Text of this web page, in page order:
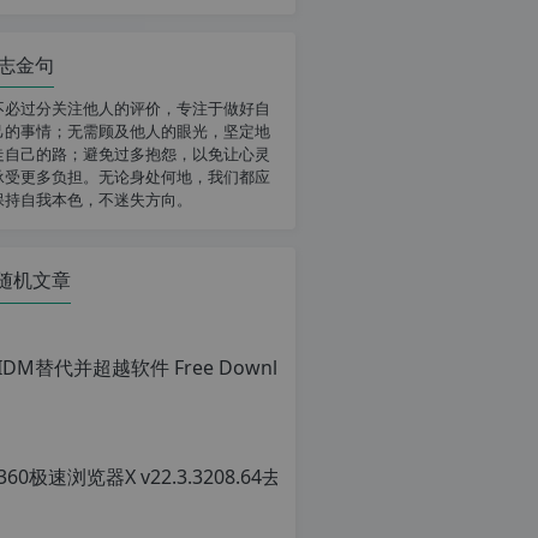
金句
必过分关注他人的评价，专注于做好自
的事情；无需顾及他人的眼光，坚定地
自己的路；避免过多抱怨，以免让心灵
受更多负担。无论身处何地，我们都应
持自我本色，不迷失方向。
机文章